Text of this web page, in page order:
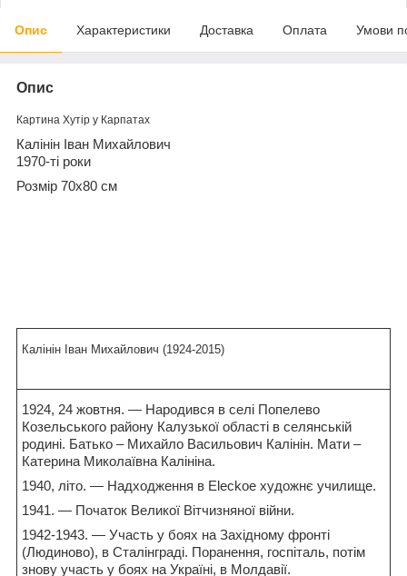
Опис Характеристики Доставка Оплата Умови
Опис
Картина Хутір у Карпатах
Калінін Іван Михайлович
1970-ті роки
Розмір 70х80 см
Калінін Іван Михайлович (1924-2015)
1924, 24 жовтня. — Народився в селі Попелево
Козельського району Калузької області в селянській
родині. Батько – Михайло Васильович Калінін. Мати –
Катерина Миколаївна Калініна.
1940, літо. — Надходження в Eleckoe художнє училище.
1941. — Початок Великої Вітчизняної війни.
1942-1943. — Участь у боях на Західному фронті
(Людиново), в Сталінграді. Поранення, госпіталь, потім
знову участь у боях на Україні, в Молдавії.